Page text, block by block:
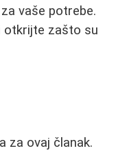
vaše potrebe.
otkrijte zašto su
za ovaj članak.